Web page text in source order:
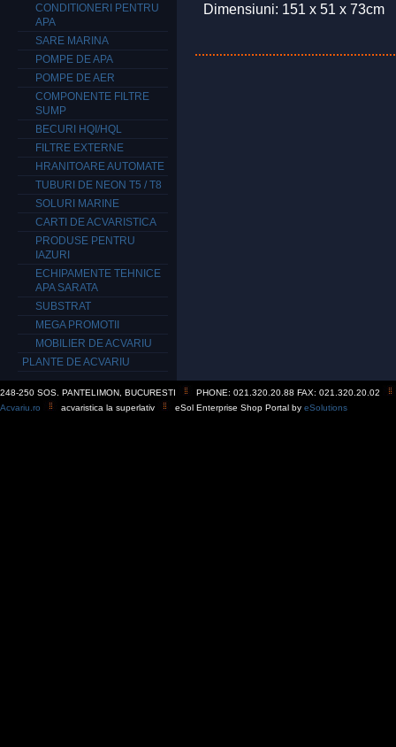
CONDITIONERI PENTRU
APA
SARE MARINA
POMPE DE APA
POMPE DE AER
COMPONENTE FILTRE
SUMP
BECURI HQI/HQL
FILTRE EXTERNE
HRANITOARE AUTOMATE
TUBURI DE NEON T5 / T8
SOLURI MARINE
CARTI DE ACVARISTICA
PRODUSE PENTRU
IAZURI
ECHIPAMENTE TEHNICE
APA SARATA
SUBSTRAT
MEGA PROMOTII
MOBILIER DE ACVARIU
PLANTE DE ACVARIU
Dimensiuni: 151 x 51 x 73cm
248-250 SOS. PANTELIMON, BUCURESTI
PHONE: 021.320.20.88 FAX: 021.320.20.02
Acvariu.ro
acvaristica la superlativ eSol Enterprise Shop Portal by eSolutions